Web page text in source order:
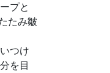
プと
たみ皺
つけ
を目